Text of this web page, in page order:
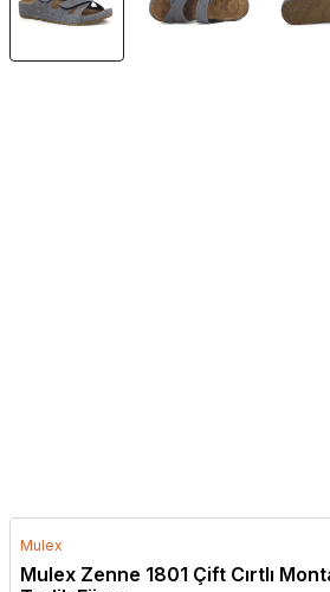
Mulex
Mulex Zenne 1801 Çift Cırtlı